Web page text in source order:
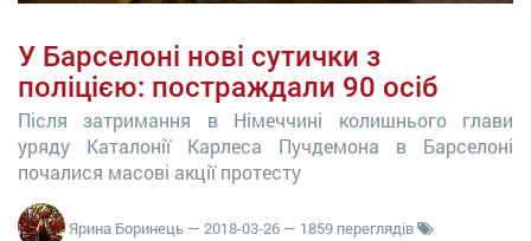
У Барселоні нові сутички з
поліцією: постраждали 90 осіб
Після затримання в Німеччині колишнього глави
уряду Каталонії Карлеса Пучдемона в Барселоні
почалися масові акції протесту
Ярина Боринець — 2018-03-26 — 1859 переглядів